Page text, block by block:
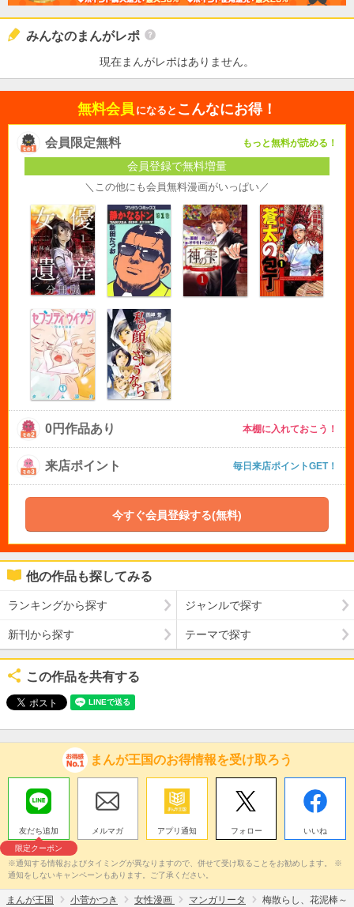
みんなのまんがレポ
現在まんがレポはありません。
無料会員 になると こんなにお得！
会員限定無料 もっと無料が読める！
会員登録で無料増量
＼この他にも会員無料漫画がいっぱい／
0円作品あり 本棚に入れておこう！
来店ポイント 毎日来店ポイントGET！
今すぐ会員登録する(無料)
他の作品も探してみる
ランキングから探す ジャンルで探す
新刊から探す テーマで探す
この作品を共有する
まんが王国のお得情報を受け取ろう
友だち追加
限定クーポン
メルマガ アプリ通知 フォロー いいね
※通知する情報およびタイミングが異なりますので、併せて受け取ることをお勧めします。 ※
通知をしないキャンペーンもあります。ご了承ください。
まんが王国 小菅かつき 女性漫画 マンガリータ 梅散らし、花泥棒～